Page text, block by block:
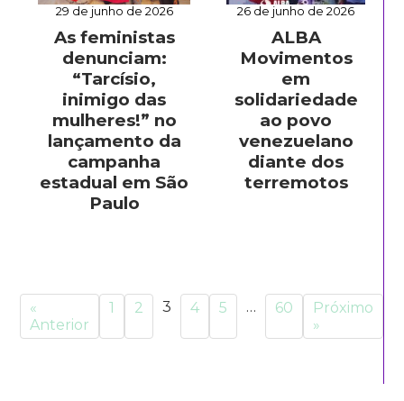
29 de junho de 2026
As feministas
denunciam:
“Tarcísio,
inimigo das
mulheres!” no
lançamento da
campanha
estadual em São
Paulo
26 de junho de 2026
ALBA
Movimentos
em
solidariedade
ao povo
venezuelano
diante dos
terremotos
«
Anterior
1 2 3 4 5 … 60
Próximo
»